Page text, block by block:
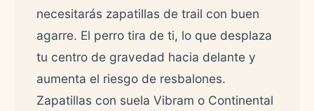
necesitarás zapatillas de trail con buen
agarre. El perro tira de ti, lo que desplaza
tu centro de gravedad hacia delante y
aumenta el riesgo de resbalones.
Zapatillas con suela Vibram o Continental